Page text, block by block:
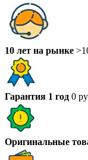
10 лет на рынке
Гарантия 1 год 0
Оригинальные